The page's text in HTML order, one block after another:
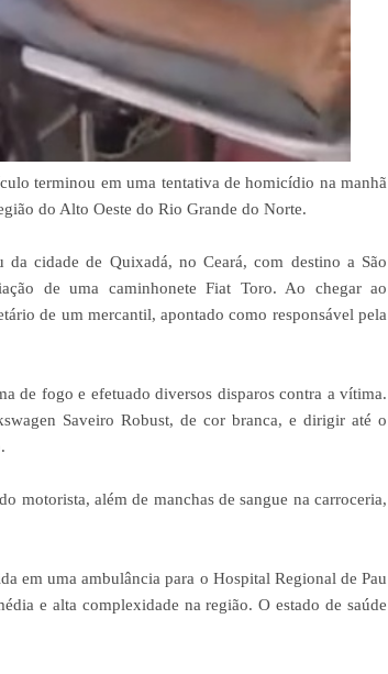
terminou em uma tentativa de homicídio na manhã
do Alto Oeste do Rio Grande do Norte.
cidade de Quixadá, no Ceará, com destino a São
de uma caminhonete Fiat Toro. Ao chegar ao
de um mercantil, apontado como responsável pela
de fogo e efetuado diversos disparos contra a vítima.
Saveiro Robust, de cor branca, e dirigir até o
motorista, além de manchas de sangue na carroceria,
em uma ambulância para o Hospital Regional de Pau
e alta complexidade na região. O estado de saúde